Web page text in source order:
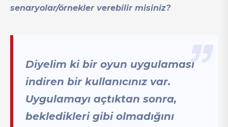
senaryolar/örnekler verebilir misiniz?
Diyelim ki bir oyun uygulaması
indiren bir kullanıcınız var.
Uygulamayı açtıktan sonra,
bekledikleri gibi olmadığını